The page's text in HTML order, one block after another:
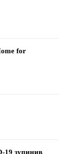
for
19 зупинив